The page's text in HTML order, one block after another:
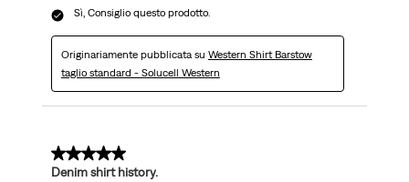
Sì, Consiglio questo prodotto.
Originariamente pubblicata su Western Shirt Barstow
taglio standard - Solucell Western
5 su 5 stelle.
Denim shirt history.